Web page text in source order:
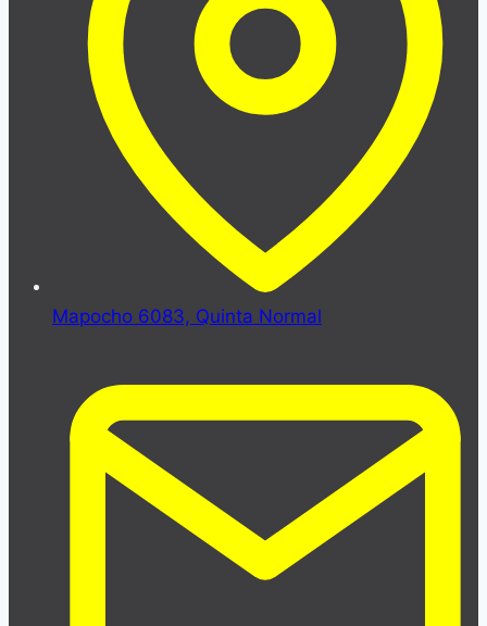
Mapocho 6083, Quinta Normal